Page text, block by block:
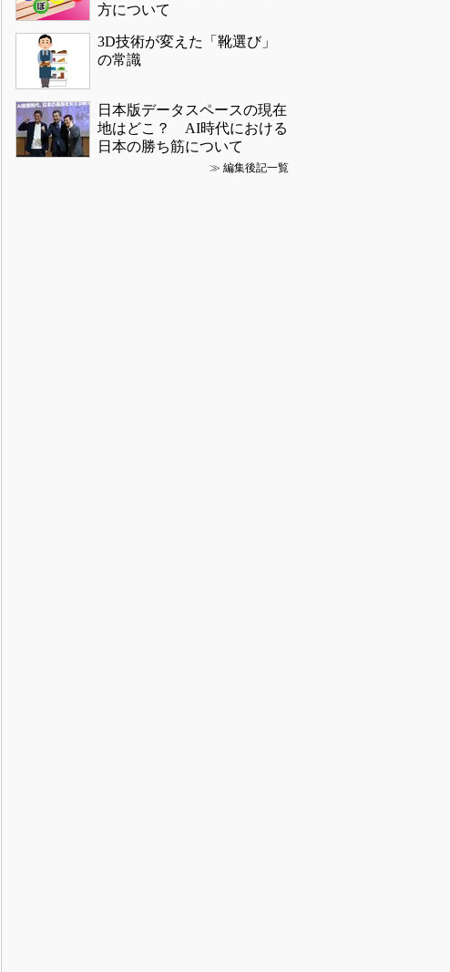
方について
3D技術が変えた「靴選び」
の常識
日本版データスペースの現在
地はどこ？ AI時代における
日本の勝ち筋について
≫ 編集後記一覧